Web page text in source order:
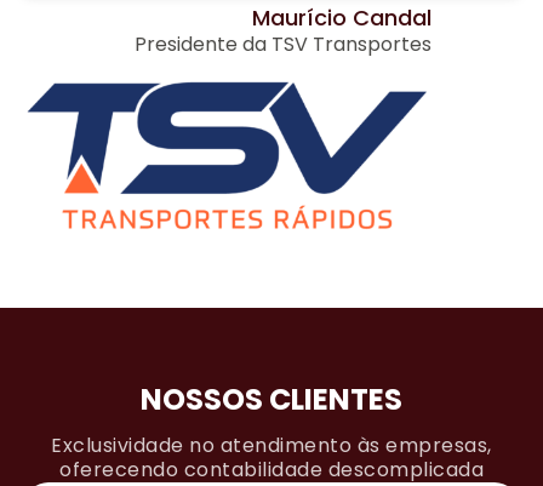
Maurício Candal
Presidente da TSV Transportes
NOSSOS CLIENTES
Exclusividade no atendimento às empresas,
oferecendo contabilidade descomplicada